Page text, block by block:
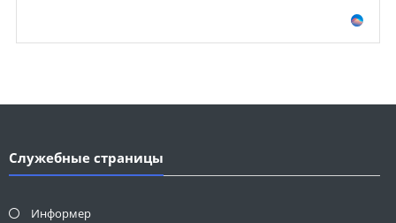
Служебные страницы
Информер